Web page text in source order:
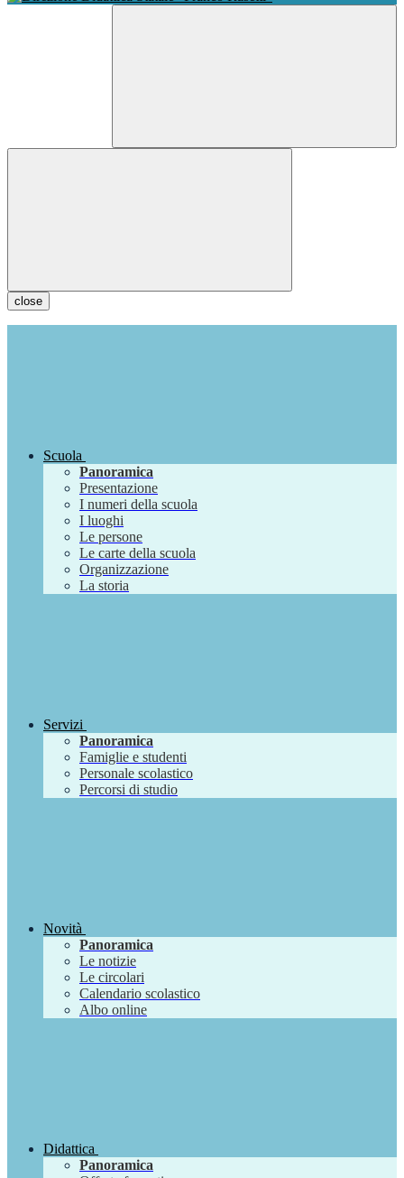
close
Scuola
Panoramica
Presentazione
I numeri della scuola
I luoghi
Le persone
Le carte della scuola
Organizzazione
La storia
Servizi
Panoramica
Famiglie e studenti
Personale scolastico
Percorsi di studio
Novità
Panoramica
Le notizie
Le circolari
Calendario scolastico
Albo online
Didattica
Panoramica